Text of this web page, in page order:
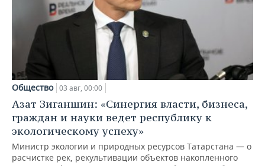
Общество 03 авг, 00:00
Азат Зиганшин: «Синергия власти, бизнеса,
граждан и науки ведет республику к
экологическому успеху»
Министр экологии и природных ресурсов Татарстана — о
расчистке рек, рекультивации объектов накопленного